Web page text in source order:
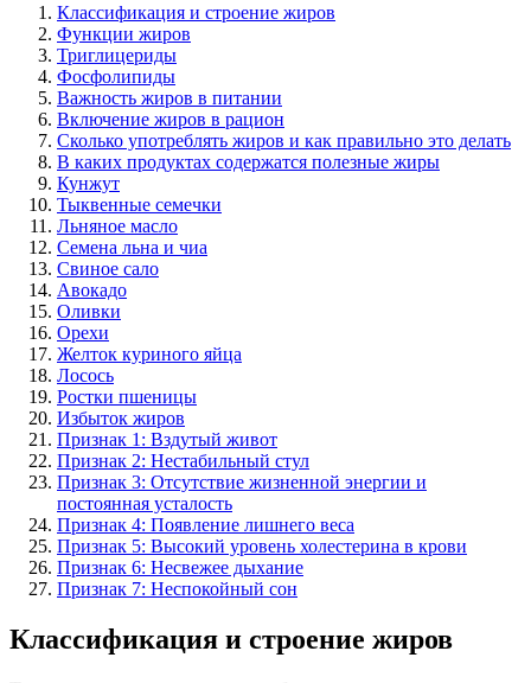
Классификация и строение жиров
Функции жиров
Триглицериды
Фосфолипиды
Важность жиров в питании
Включение жиров в рацион
Сколько употреблять жиров и как правильно это делать
В каких продуктах содержатся полезные жиры
Кунжут
Тыквенные семечки
Льняное масло
Семена льна и чиа
Свиное сало
Авокадо
Оливки
Орехи
Желток куриного яйца
Лосось
Ростки пшеницы
Избыток жиров
Признак 1: Вздутый живот
Признак 2: Нестабильный стул
Признак 3: Отсутствие жизненной энергии и
постоянная усталость
Признак 4: Появление лишнего веса
Признак 5: Высокий уровень холестерина в крови
Признак 6: Несвежее дыхание
Признак 7: Неспокойный сон
Классификация и строение жиров